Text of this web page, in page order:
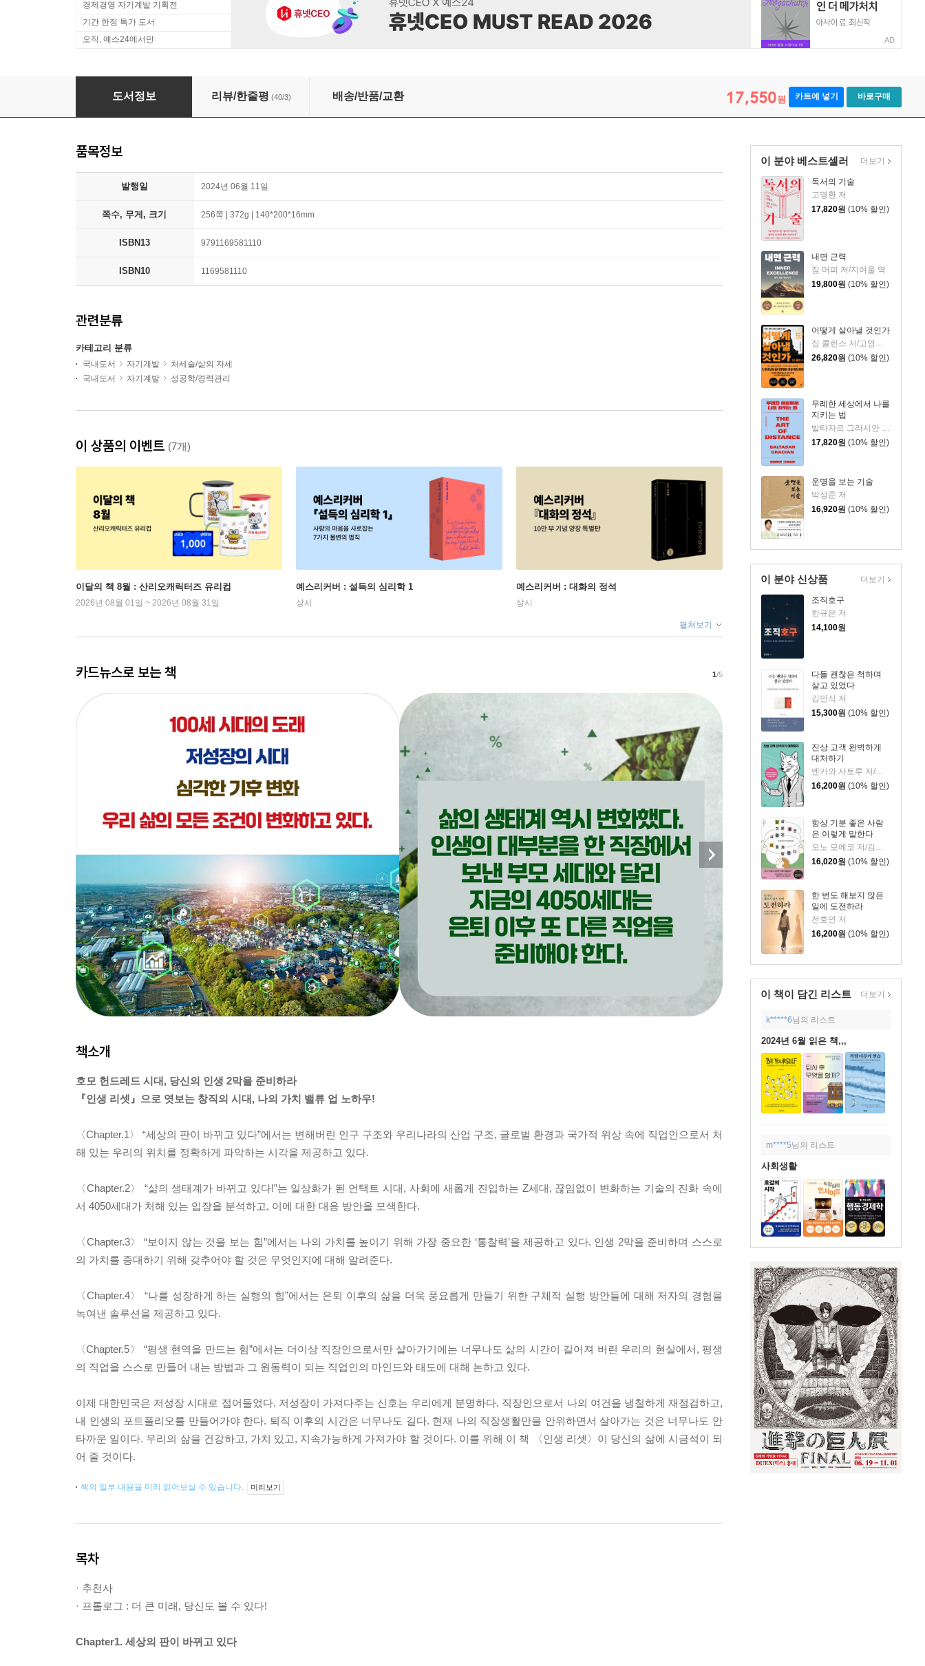
경제경영 자기계발 기획전
기간 한정 특가 도서
오직, 예스24에서만
AD
인생 리셋
도서정보 리뷰/한줄평 (40/3) 배송/반품/교환 17,550원 카트에 넣기 바로구매
이 분야 베스트셀러
독서의 기술
고명환 저
17,820원 (10% 할인)
내면 근력
짐 머피 저/지여울 역
19,800원 (10% 할인)
어떻게 살아낼 것인가
짐 콜린스 저/고영훈,윤영호 역
26,820원 (10% 할인)
무례한 세상에서 나를
지키는 법
17,820원 (10% 할인)
운명을 보는 기술
박성준 저
16,920원 (10% 할인)
더보기
이 분야 신상품
조직호구
한규은 저
14,100원
다들 괜찮은 척하며
살고 있었다
김민식 저
15,300원 (10% 할인)
진상 고객 완벽하게
대처하기
엔카와 사토루 저/이주 역
16,200원 (10% 할인)
항상 기분 좋은 사람
은 이렇게 말한다
16,020원 (10% 할인)
한 번도 해보지 않은
일에 도전하라
전호연 저
16,200원 (10% 할인)
더보기
이 책이 담긴 리스트 더보기
k*****6님의 리스트
2024년 6월 읽은 책,,,
m****5님의 리스트
사회생활
품목정보
발행일 2024년 06월 11일
쪽수, 무게, 크기 256쪽 | 372g | 140*200*16mm
ISBN13 9791169581110
ISBN10 1169581110
관련분류
카테고리 분류
국내도서 자기계발
처세술/삶의 자세
국내도서
자기계발 성공학/경력관리
이 상품의 이벤트 (7개)
이달의 책 8월 : 산리오캐릭터즈 유리컵
2026년 08월 01일 ~ 2026년 08월 31일
예스리커버 : 설득의 심리학 1
상시
예스리커버 : 대화의 정석
상시
펼쳐보기
카드뉴스로 보는 책 1/5
책소개
호모 헌드레드 시대, 당신의 인생 2막을 준비하라
『인생 리셋』으로 엿보는 창직의 시대, 나의 가치 밸류 업 노하우!
〈Chapter.1〉 “세상의 판이 바뀌고 있다”에서는 변해버린 인구 구조와 우리나라의 산업 구조, 글로벌 환경과 국가적 위상 속에 직업인으로서 처
해 있는 우리의 위치를 정확하게 파악하는 시각을 제공하고 있다.
〈Chapter.2〉 “삶의 생태계가 바뀌고 있다!”는 일상화가 된 언택트 시대, 사회에 새롭게 진입하는 Z세대, 끊임없이 변화하는 기술의 진화 속에
서 4050세대가 처해 있는 입장을 분석하고, 이에 대한 대응 방안을 모색한다.
〈Chapter.3〉 “보이지 않는 것을 보는 힘”에서는 나의 가치를 높이기 위해 가장 중요한 ‘통찰력’을 제공하고 있다. 인생 2막을 준비하며 스스로
의 가치를 증대하기 위해 갖추어야 할 것은 무엇인지에 대해 알려준다.
〈Chapter.4〉 “나를 성장하게 하는 실행의 힘”에서는 은퇴 이후의 삶을 더욱 풍요롭게 만들기 위한 구체적 실행 방안들에 대해 저자의 경험을
녹여낸 솔루션을 제공하고 있다.
〈Chapter.5〉 “평생 현역을 만드는 힘”에서는 더이상 직장인으로서만 살아가기에는 너무나도 삶의 시간이 길어져 버린 우리의 현실에서, 평생
의 직업을 스스로 만들어 내는 방법과 그 원동력이 되는 직업인의 마인드와 태도에 대해 논하고 있다.
이제 대한민국은 저성장 시대로 접어들었다. 저성장이 가져다주는 신호는 우리에게 분명하다. 직장인으로서 나의 여건을 냉철하게 재점검하고,
내 인생의 포트폴리오를 만들어가야 한다. 퇴직 이후의 시간은 너무나도 길다. 현재 나의 직장생활만을 안위하면서 살아가는 것은 너무나도 안
타까운 일이다. 우리의 삶을 건강하고, 가치 있고, 지속가능하게 가져가야 할 것이다. 이를 위해 이 책 〈인생 리셋〉이 당신의 삶에 시금석이 되
어 줄 것이다.
책의 일부 내용을 미리 읽어보실 수 있습니다. 미리보기
목차
· 추천사
· 프롤로그 : 더 큰 미래, 당신도 볼 수 있다!
Chapter1. 세상의 판이 바뀌고 있다